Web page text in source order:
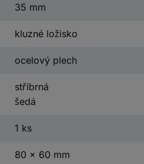
35 mm
kluzné ložisko
ocelový plech
stříbrná
šedá
1 ks
80 x 60 mm